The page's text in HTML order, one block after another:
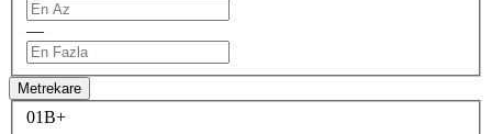
—
Metrekare
01B+